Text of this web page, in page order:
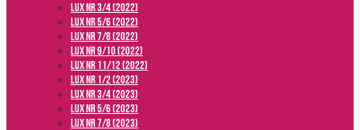
LUX NR 3/4 (2022)
LUX NR 5/6 (2022)
LUX NR 7/8 (2022)
LUX nr 9/10 (2022)
LUX NR 11/12 (2022)
LUX NR 1/2 (2023)
LUX NR 3/4 (2023)
LUX NR 5/6 (2023)
LUX NR 7/8 (2023)